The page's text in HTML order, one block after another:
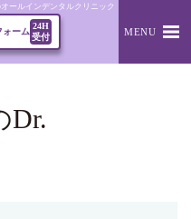
ールインデンタルクリニック｜本日のDr.
ォーム
24H
受付
MENU
Dr.